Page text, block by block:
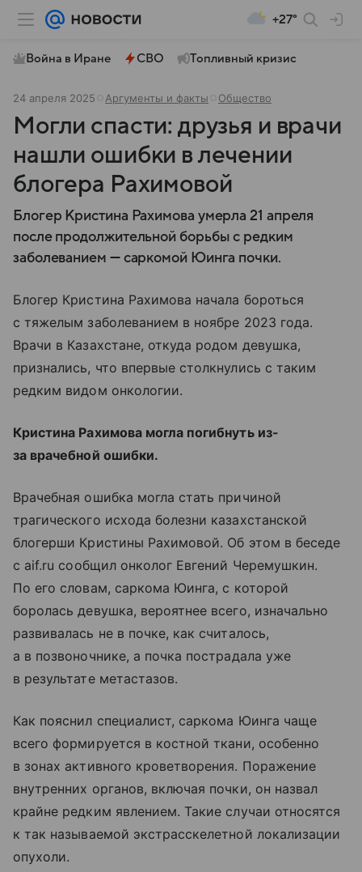
+27°
Война в Иране СВО Топливный кризис
24 апреля 2025 Аргументы и факты Общество
Могли спасти: друзья и врачи
нашли ошибки в лечении
блогера Рахимовой
Блогер Кристина Рахимова умерла 21 апреля
после продолжительной борьбы с редким
заболеванием — саркомой Юинга почки.
Блогер Кристина Рахимова начала бороться
с тяжелым заболеванием в ноябре 2023 года.
Врачи в Казахстане, откуда родом девушка,
признались, что впервые столкнулись с таким
редким видом онкологии.
Кристина Рахимова могла погибнуть из-
за врачебной ошибки.
Врачебная ошибка могла стать причиной
трагического исхода болезни казахстанской
блогерши Кристины Рахимовой. Об этом в беседе
с aif.ru сообщил онколог Евгений Черемушкин.
По его словам, саркома Юинга, с которой
боролась девушка, вероятнее всего, изначально
развивалась не в почке, как считалось,
а в позвоночнике, а почка пострадала уже
в результате метастазов.
Как пояснил специалист, саркома Юинга чаще
всего формируется в костной ткани, особенно
в зонах активного кроветворения. Поражение
внутренних органов, включая почки, он назвал
крайне редким явлением. Такие случаи относятся
к так называемой экстрасскелетной локализации
опухоли.